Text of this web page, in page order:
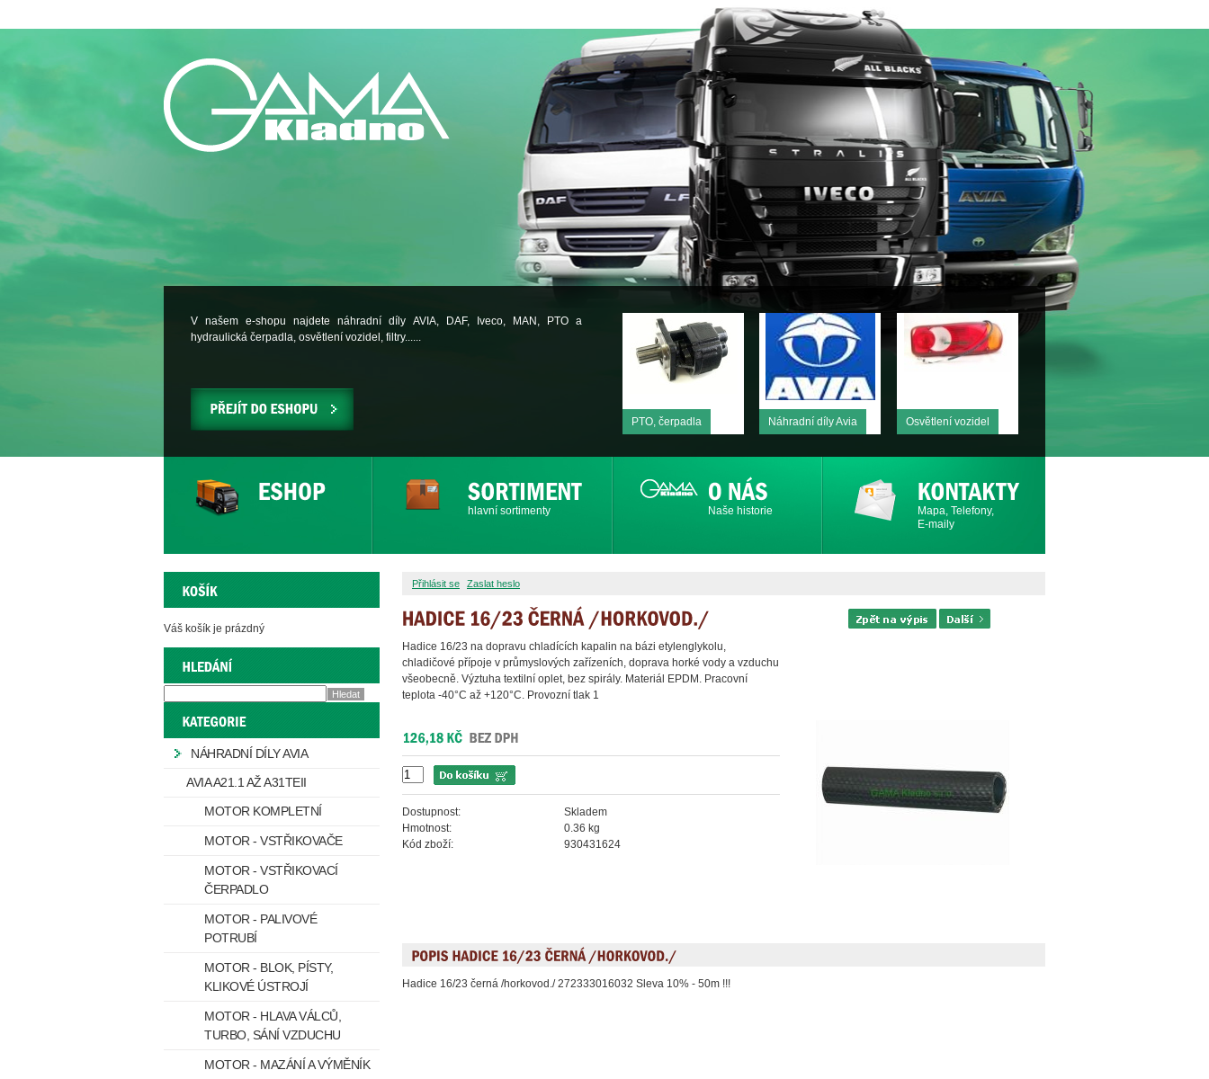
V našem e-shopu najdete náhradní díly AVIA, DAF, Iveco, MAN, PTO a
hydraulická čerpadla, osvětlení vozidel, filtry......
PTO, čerpadla Náhradní díly Avia Osvětlení vozidel
hlavní sortimenty Naše historie
Mapa, Telefony,
E-maily
Přihlásit se Zaslat heslo
Hadice 16/23 na dopravu chladících kapalin na bázi etylenglykolu,
chladičové přípoje v průmyslových zařízeních, doprava horké vody a vzduchu
všeobecně. Výztuha textilní oplet, bez spirály. Materiál EPDM. Pracovní
teplota -40°C až +120°C. Provozní tlak 1
Dostupnost:
Skladem
Hmotnost:
0.36 kg
Kód zboží:
930431624
Hadice 16/23 černá /horkovod./ 272333016032 Sleva 10% - 50m !!!
Váš košík je prázdný
NÁHRADNÍ DÍLY AVIA
AVIA A21.1 AŽ A31TEII
MOTOR KOMPLETNÍ
MOTOR - VSTŘIKOVAČE
MOTOR - VSTŘIKOVACÍ
ČERPADLO
MOTOR - PALIVOVÉ
POTRUBÍ
MOTOR - BLOK, PÍSTY,
KLIKOVÉ ÚSTROJÍ
MOTOR - HLAVA VÁLCŮ,
TURBO, SÁNÍ VZDUCHU
MOTOR - MAZÁNÍ A VÝMĚNÍK